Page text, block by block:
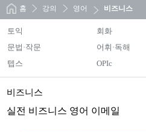
홈 강의 영어 비즈니스
토익 회화
문법·작문
어휘·독해
텝스 OPIc
비즈니스
실전 비즈니스 영어 이메일